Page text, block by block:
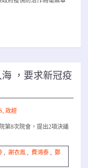
，要求新冠疫
, 政經
第8次院會，提出2項決議
, 謝衣鳯 , 費鴻泰 , 鄭